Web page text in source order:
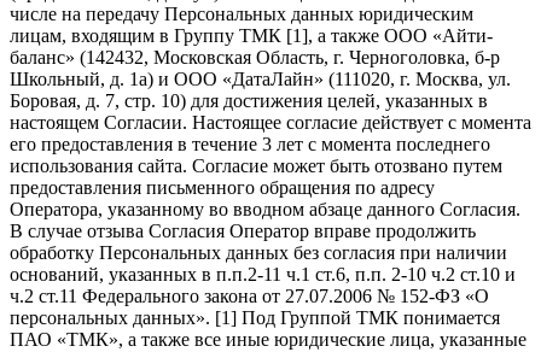
числе на передачу Персональных данных юридическим
лицам, входящим в Группу ТМК [1], а также ООО «Айти-
баланс» (142432, Московская Область, г. Черноголовка, б-р
Школьный, д. 1а) и ООО «ДатаЛайн» (111020, г. Москва, ул.
Боровая, д. 7, стр. 10) для достижения целей, указанных в
настоящем Согласии. Настоящее согласие действует с момента
его предоставления в течение 3 лет с момента последнего
использования сайта. Согласие может быть отозвано путем
предоставления письменного обращения по адресу
Оператора, указанному во вводном абзаце данного Согласия.
В случае отзыва Согласия Оператор вправе продолжить
обработку Персональных данных без согласия при наличии
оснований, указанных в п.п.2-11 ч.1 ст.6, п.п. 2-10 ч.2 ст.10 и
ч.2 ст.11 Федерального закона от 27.07.2006 № 152-ФЗ «О
персональных данных». [1] Под Группой ТМК понимается
ПАО «ТМК», а также все иные юридические лица, указанные